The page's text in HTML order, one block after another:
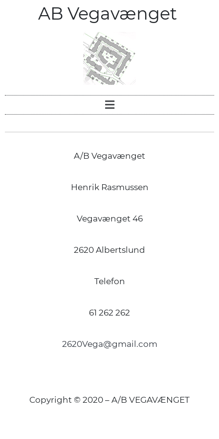
AB Vegavænget
A/B Vegavænget
Henrik Rasmussen
Vegavænget 46
2620 Albertslund
Telefon
61 262 262
2620Vega@gmail.com
Copyright © 2020 – A/B VEGAVÆNGET